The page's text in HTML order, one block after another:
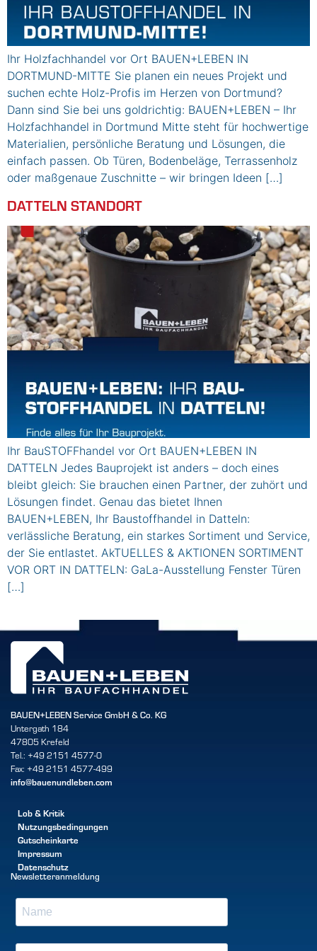
Ihr Holzfachhandel vor Ort BAUEN+LEBEN IN
DORTMUND-MITTE Sie planen ein neues Projekt und
suchen echte Holz-Profis im Herzen von Dortmund?
Dann sind Sie bei uns goldrichtig: BAUEN+LEBEN – Ihr
Holzfachhandel in Dortmund Mitte steht für hochwertige
Materialien, persönliche Beratung und Lösungen, die
einfach passen. Ob Türen, Bodenbeläge, Terrassenholz
oder maßgenaue Zuschnitte – wir bringen Ideen […]
DATTELN STANDORT
Ihr BauSTOFFhandel vor Ort BAUEN+LEBEN IN
DATTELN Jedes Bauprojekt ist anders – doch eines
bleibt gleich: Sie brauchen einen Partner, der zuhört und
Lösungen findet. Genau das bietet Ihnen
BAUEN+LEBEN, Ihr Baustoffhandel in Datteln:
verlässliche Beratung, ein starkes Sortiment und Service,
der Sie entlastet. AkTUELLES & AKTIONEN SORTIMENT
VOR ORT IN DATTELN: GaLa-Ausstellung Fenster Türen
[…]
BAUEN+LEBEN Service GmbH & Co. KG
Untergath 184
47805 Krefeld
Tel.: +49 2151 4577-0
Fax: +49 2151 4577-499
info@bauenundleben.com
Lob & Kritik
Nutzungsbedingungen
Gutscheinkarte
Impressum
Datenschutz
Newsletteranmeldung